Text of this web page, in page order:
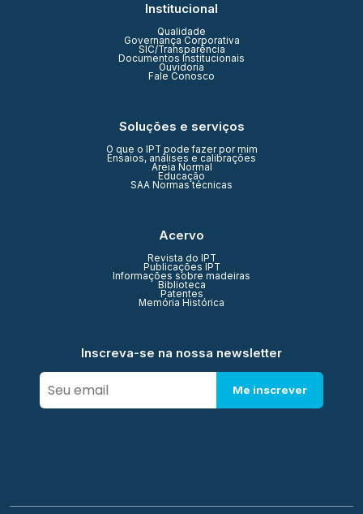
Institucional
Qualidade
Governança Corporativa
SIC/Transparência
Documentos Institucionais
Ouvidoria
Fale Conosco
Soluções e serviços
O que o IPT pode fazer por mim
Ensaios, análises e calibrações
Areia Normal
Educação
SAA Normas técnicas
Acervo
Revista do IPT
Publicações IPT
Informações sobre madeiras
Biblioteca
Patentes
Memória Histórica
Inscreva-se na nossa newsletter
Me inscrever